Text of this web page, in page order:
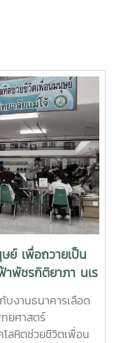
ย์ เพื่อถวายเป็น
าพัชรกิติยาภา นเร
ชร มหาวัชรราช
านธนาคารเลือด
ยศาสตร์
โลหิตช่วยชีวิตเพื่อน